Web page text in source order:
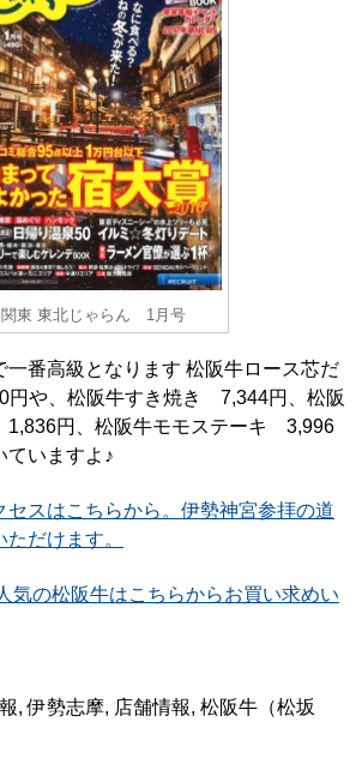
関東 東北じゃらん 1月号
一番高級となります 松阪牛ロース芯だ
や、松阪牛すき焼き 7,344円、松阪
円、松阪牛モモステーキ 3,996
ていますよ♪
セスはこちらから。伊勢神宮参拝の道
だけます。
気の松阪牛はこちらからお買い求めい
,伊勢志摩, 店舗情報, 松阪牛（松坂